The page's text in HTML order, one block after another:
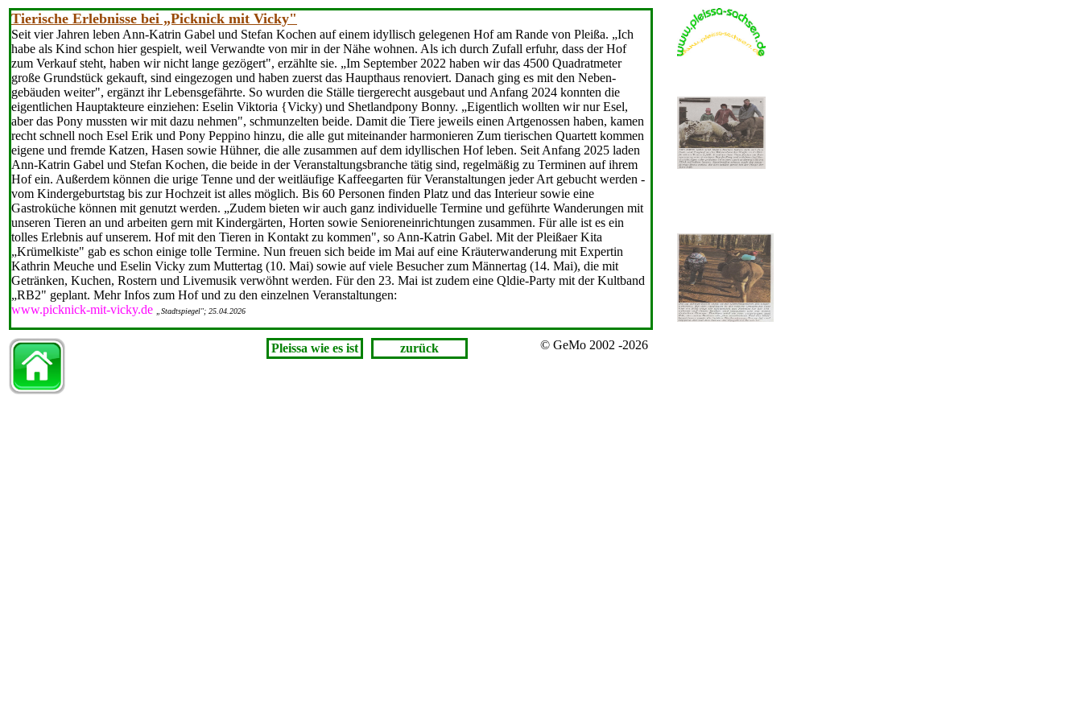
Tierische Erlebnisse bei „Picknick mit Vicky"
Seit vier Jahren leben Ann-Katrin Gabel und Stefan Kochen auf einem idyllisch gelegenen Hof am Rande von Pleißa. „Ich
habe als Kind schon hier gespielt, weil Verwandte von mir in der Nähe wohnen. Als ich durch Zufall erfuhr, dass der Hof
zum Verkauf steht, haben wir nicht lange gezögert", erzählte sie. „Im September 2022 haben wir das 4500 Quadratmeter
große Grundstück gekauft, sind eingezogen und haben zuerst das Haupthaus renoviert. Danach ging es mit den Neben­
gebäuden weiter", ergänzt ihr Lebensgefährte. So wurden die Ställe tiergerecht ausgebaut und Anfang 2024 konnten die
eigentlichen Hauptakteure einziehen: Eselin Viktoria {Vicky) und Shetlandpony Bonny. „Eigentlich wollten wir nur Esel,
aber das Pony mussten wir mit dazu nehmen", schmunzelten beide. Damit die Tiere jeweils einen Artgenossen haben, kamen
recht schnell noch Esel Erik und Pony Peppino hin­zu, die alle gut miteinander harmonieren Zum tierischen Quartett kommen
eigene und fremde Katzen, Hasen sowie Hühner, die alle zusammen auf dem idyllischen Hof leben. Seit Anfang 2025 laden
Ann-Katrin Gabel und Stefan Kochen, die beide in der Veranstaltungsbranche tätig sind, regelmä­ßig zu Terminen auf ihrem
Hof ein. Außerdem können die urige Tenne und der weitläufige Kaffeegarten für Veranstal­tungen jeder Art gebucht werden -
vom Kindergeburtstag bis zur Hochzeit ist alles möglich. Bis 60 Personen finden Platz und das Interieur sowie eine
Gastroküche können mit genutzt werden. „Zudem bieten wir auch ganz individuelle Termine und geführte Wanderungen mit
unseren Tieren an und arbeiten gern mit Kindergärten, Horten sowie Senioren­einrichtungen zusammen. Für alle ist es ein
tolles Erlebnis auf unserem. Hof mit den Tieren in Kontakt zu kommen", so Ann-Katrin Gabel. Mit der Pleißaer Kita
„Krümelkiste" gab es schon einige tolle Termine. Nun freuen sich beide im Mai auf eine Kräuterwanderung mit Expertin
Kathrin Meuche und Eselin Vicky zum Muttertag (10. Mai) sowie auf viele Be­sucher zum Männertag (14. Mai), die mit
Getränken, Kuchen, Rostern und Livemusik verwöhnt werden. Für den 23. Mai ist zudem eine Qldie-Party mit der Kultband
„RB2" geplant. Mehr Infos zum Hof und zu den einzelnen Veranstaltungen:
www.picknick-mit-vicky.de
„Stadtspiegel"; 25.04.2026
Pleissa wie es ist zurück © GeMo 2002 -2026